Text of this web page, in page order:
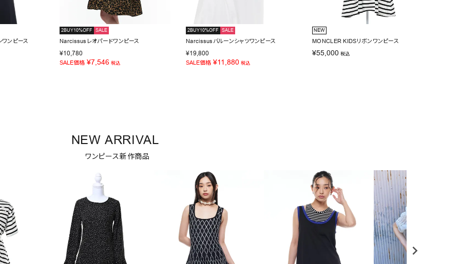
ンピース
2BUY10%OFF SALE
Narcissusレオパードワンピース
¥10,780
SALE価格 ¥7,546 税込
2BUY10%OFF SALE
Narcissusバルーンシャツワンピース
¥19,800
SALE価格 ¥11,880 税込
NEW
MONCLER KIDSリボンワンピース
¥55,000 税込
NEW ARRIVAL
ワンピース新作商品